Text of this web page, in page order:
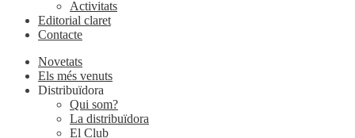
Activitats
Editorial claret
Contacte
Novetats
Els més venuts
Distribuïdora
Qui som?
La distribuïdora
El Club